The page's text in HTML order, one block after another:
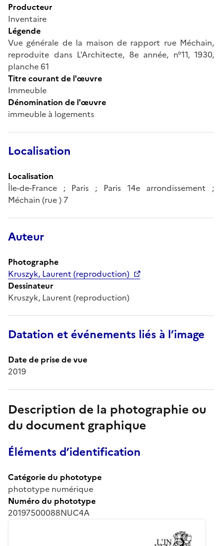
Producteur
Inventaire
Légende
Vue générale de la maison de rapport rue Méchain,
reproduite dans L'Architecte, 8e année, n°11, 1930,
planche 61
Titre courant de l'œuvre
Immeuble
Dénomination de l'œuvre
immeuble à logements
Localisation
Localisation
Île-de-France ; Paris ; Paris 14e arrondissement ;
Méchain (rue ) 7
Auteur
Photographe
Kruszyk, Laurent (reproduction)
Dessinateur
Kruszyk, Laurent (reproduction)
Datation et événements liés à l’image
Date de prise de vue
2019
Description de la photographie ou
du document graphique
Éléments d’identification
Catégorie du phototype
phototype numérique
Numéro du phototype
20197500088NUC4A